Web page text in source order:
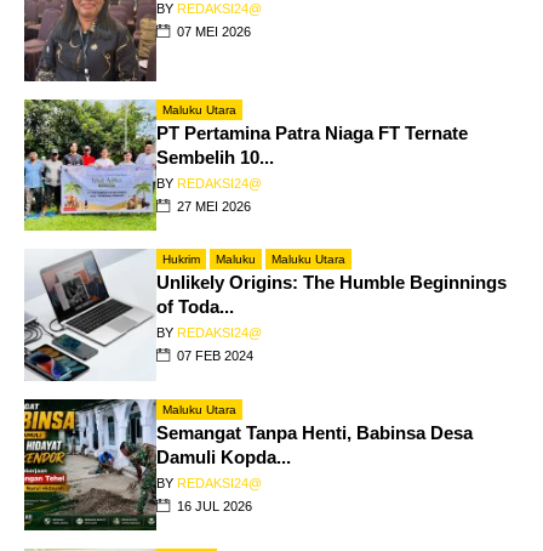
BY REDAKSI24@
07 MEI 2026
Maluku Utara
PT Pertamina Patra Niaga FT Ternate
Sembelih 10...
BY REDAKSI24@
27 MEI 2026
Hukrim Maluku Maluku Utara
Unlikely Origins: The Humble Beginnings
of Toda...
BY REDAKSI24@
07 FEB 2024
Maluku Utara
Semangat Tanpa Henti, Babinsa Desa
Damuli Kopda...
BY REDAKSI24@
16 JUL 2026